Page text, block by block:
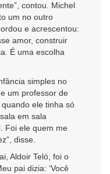
contou. Michel
um no outro
e acrescentou:
amor, construir
É uma escolha
simples no
um professor de
ele tinha só
em sala
Foi ele quem me
disse.
Aldoir Teló, foi o
pai dizia: ‘Você